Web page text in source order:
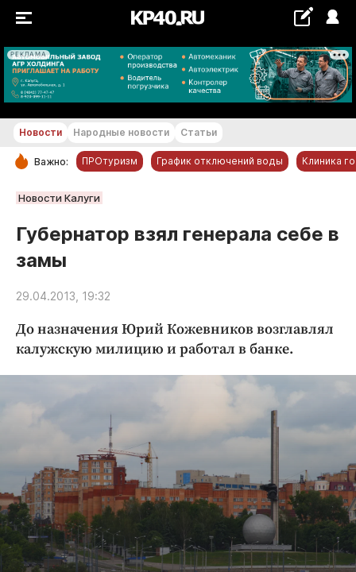
РЕКЛАМА
+23...+24 °С
РУБРИКИ
Новости компаний
Статьи
Народные новости
Авто и транспорт
Благоустройство
Недвижимость и ЖКХ
Образование
Общество
Погода
Праздники
Происшествия
Спорт
Новости Народные новости Статьи
Важно: ПРОтуризм График отключений воды Клиника
Новости Калуги
Губернатор взял генерала себе в
замы
29.04.2013, 19:32
До назначения Юрий Кожевников возглавлял
калужскую милицию и работал в банке.